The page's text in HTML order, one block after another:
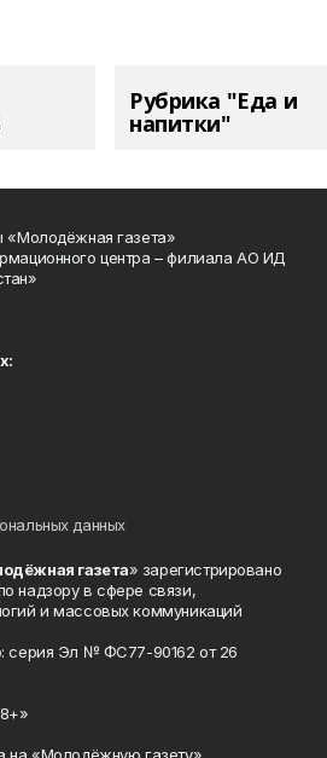
Рубрика "Еда и
напитки"
«Молодёжная газета»
центра – филиала АО ИД
данных
газета» зарегистрировано
надзору в сфере связи,
и массовых коммуникаций
серия Эл № ФС77-90162 от 26